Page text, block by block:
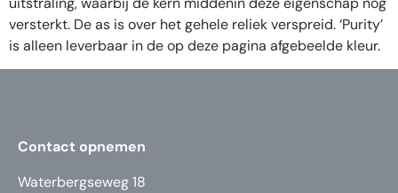
versterkt. De as is over het gehele reliek verspreid. ‘Purity’
is alleen leverbaar in de op deze pagina afgebeelde kleur.
Contact opnemen
Waterbergseweg 18